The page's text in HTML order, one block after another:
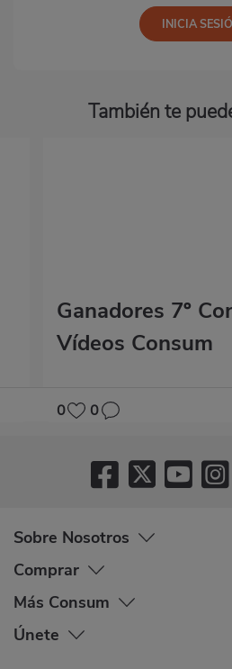
También te
Ganadores 7º
Vídeos Consum
0 0
Sobre Nosotros
Comprar
Más Consum
Únete